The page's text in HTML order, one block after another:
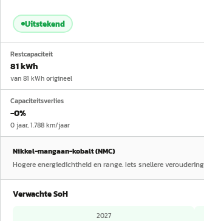
Uitstekend
Restcapaciteit
81 kWh
van 81 kWh origineel
Capaciteitsverlies
−0%
0 jaar, 1.788 km/jaar
Nikkel-mangaan-kobalt (NMC)
Hogere energiedichtheid en range. Iets snellere
Verwachte SoH
2027